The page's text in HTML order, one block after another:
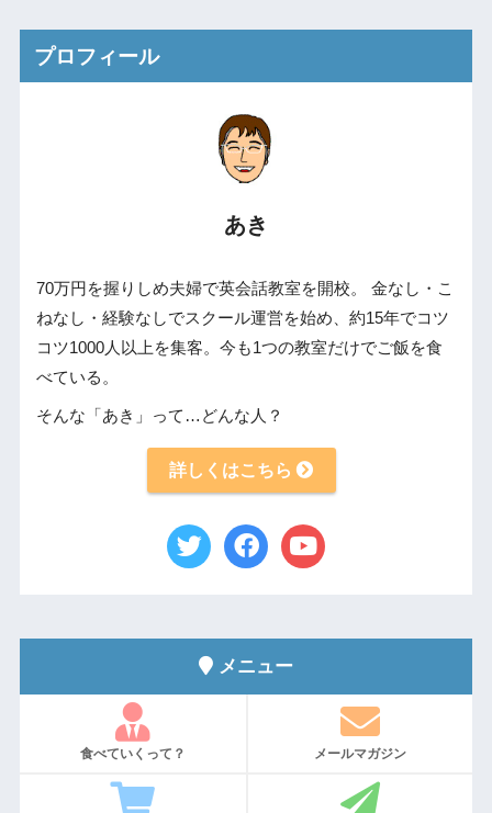
プロフィール
あき
70万円を握りしめ夫婦で英会話教室を開校。 金なし・こ
ねなし・経験なしでスクール運営を始め、約15年でコツ
コツ1000人以上を集客。今も1つの教室だけでご飯を食
べている。
そんな「あき」って…どんな人？
詳しくはこちら
メニュー
食べていくって？ メールマガジン